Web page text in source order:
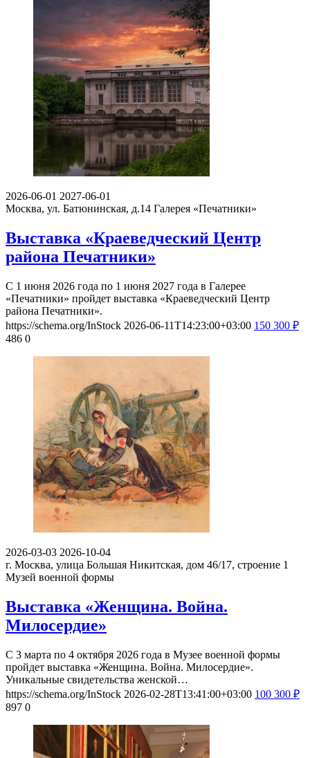
2026-06-01 2027-06-01
Москва, ул. Батюнинская, д.14 Галерея «Печатники»
Выставка «Краеведческий Центр
района Печатники»
С 1 июня 2026 года по 1 июня 2027 года в Галерее
«Печатники» пройдет выставка «Краеведческий Центр
района Печатники».
https://schema.org/InStock 2026-06-11T14:23:00+03:00 150 300 ₽
486 0
2026-03-03 2026-10-04
г. Москва, улица Большая Никитская, дом 46/17, строение 1
Музей военной формы
Выставка «Женщина. Война.
Милосердие»
С 3 марта по 4 октября 2026 года в Музее военной формы
пройдет выставка «Женщина. Война. Милосердие».
Уникальные свидетельства женской…
https://schema.org/InStock 2026-02-28T13:41:00+03:00 100 300 ₽
897 0